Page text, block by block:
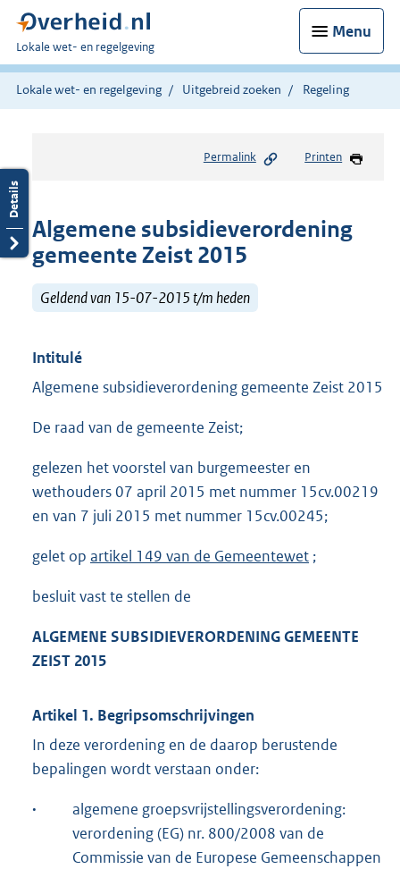
Menu
U
bent
hier:
Lokale wet- en regelgeving
Lokale wet- en regelgeving Uitgebreid zoeken Regeling
Permalink Printen
Algemene subsidieverordening
gemeente Zeist 2015
Geldend van 15-07-2015 t/m heden
Intitulé
Algemene subsidieverordening gemeente Zeist 2015
De raad van de gemeente Zeist;
gelezen het voorstel van burgemeester en
wethouders 07 april 2015 met nummer 15cv.00219
en van 7 juli 2015 met nummer 15cv.00245;
gelet op artikel 149 van de Gemeentewet ;
besluit vast te stellen de
ALGEMENE SUBSIDIEVERORDENING GEMEENTE
ZEIST 2015
Artikel 1. Begripsomschrijvingen
In deze verordening en de daarop berustende
bepalingen wordt verstaan onder:
·
algemene groepsvrijstellingsverordening:
verordening (EG) nr. 800/2008 van de
Commissie van de Europese Gemeenschappen